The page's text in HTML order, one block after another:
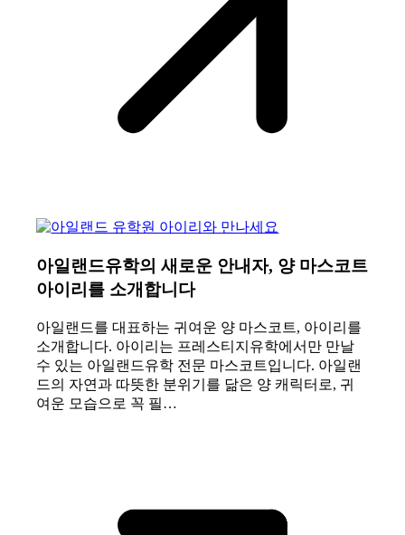
아일랜드유학의 새로운 안내자, 양 마스코트
아이리를 소개합니다
아일랜드를 대표하는 귀여운 양 마스코트, 아이리를
소개합니다. 아이리는 프레스티지유학에서만 만날
수 있는 아일랜드유학 전문 마스코트입니다. 아일랜
드의 자연과 따뜻한 분위기를 닮은 양 캐릭터로, 귀
여운 모습으로 꼭 필…